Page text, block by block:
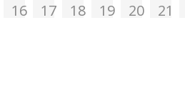
16 17 18 19 20 21